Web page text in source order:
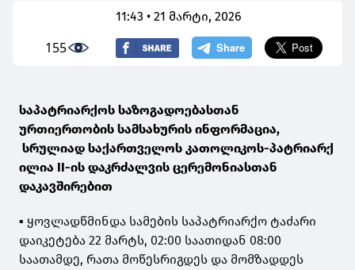
11:43 • 21 მარტი, 2026
155
საპატრიარქოს საზოგადოებასთან
ურთიერთობის სამსახურის ინფორმაცია,
სრულიად საქართველოს კათოლიკოს-პატრიარქ
ილია II-ის დაკრძალვის ცერემონიასთან
დაკავშირებით
▪️ ყოვლადწმინდა სამების საპატრიარქო ტაძარი
დაიკეტება 22 მარტს, 02:00 საათიდან 08:00
საათამდე, რათა მოწესრიგდეს და მომზადდეს